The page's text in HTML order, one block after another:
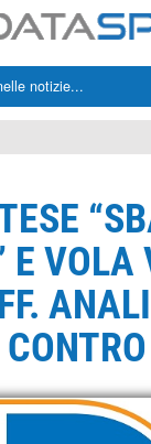
E VOLA